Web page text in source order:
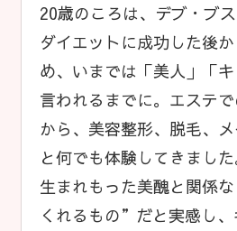
20歳のころは、デブ・ブス
ダイエットに成功した後
め、いまでは「美人」「
言われるまでに。エステ
から、美容整形、脱毛、
と何でも体験してきました
生まれもった美醜と関係
くれるもの”だと実感し、